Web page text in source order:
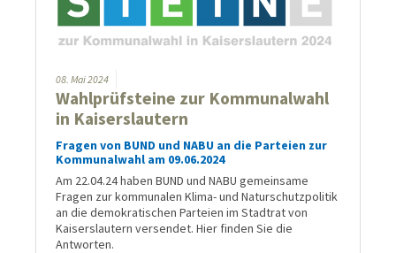
08. Mai2024
Wahlprüfsteine zur Kommunalwahl
in Kaiserslautern
Fragen von BUND und NABU an die Parteien zur
Kommunalwahl am 09.06.2024
Am 22.04.24 haben BUND und NABU gemeinsame
Fragen zur kommunalen Klima- und Naturschutzpolitik
an die demokratischen Parteien im Stadtrat von
Kaiserslautern versendet. Hier finden Sie die
Antworten.